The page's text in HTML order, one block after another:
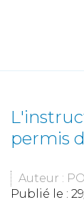
permis
Auteur :
Publié le :